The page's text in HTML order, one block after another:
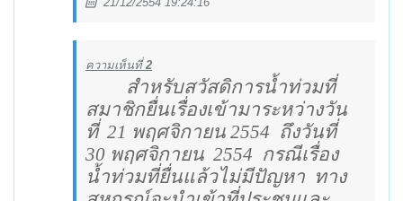
ความเห็นที่2
สำหรับสวัสดิการน้ำท่วมที่
สมาชิกยื่นเรื่องเข้ามาระหว่างวัน
ที่ 21 พฤศจิกายน 2554 ถึงวันที่
30 พฤศจิกายน 2554 กรณีเรื่อง
น้ำท่วมที่ยื่นแล้วไม่มีปัญหา ทาง